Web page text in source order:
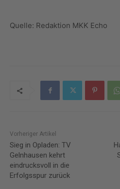
Quelle: Redaktion MKK Echo
Vorheriger Artikel
Sieg in Opladen: TV
Gelnhausen kehrt
eindrucksvoll in die
Erfolgsspur zurück